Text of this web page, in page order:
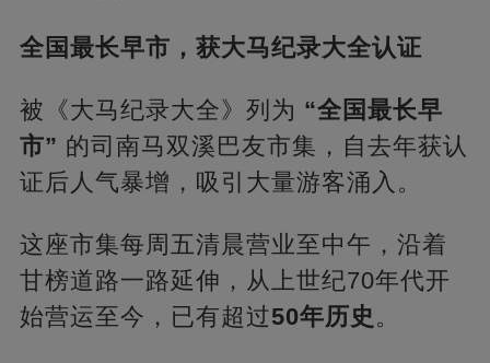
全国最长早市，获大马纪录大全认证
被《大马纪录大全》列为 “全国最长早
市” 的司南马双溪巴友市集，自去年获认
证后人气暴增，吸引大量游客涌入。
这座市集每周五清晨营业至中午，沿着
甘榜道路一路延伸，从上世纪70年代开
始营运至今，已有超过50年历史 。